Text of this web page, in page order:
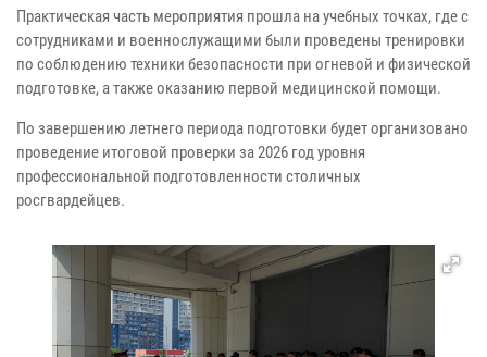
Практическая часть мероприятия прошла на учебных точках, где с
сотрудниками и военнослужащими были проведены тренировки
по соблюдению техники безопасности при огневой и физической
подготовке, а также оказанию первой медицинской помощи.
По завершению летнего периода подготовки будет организовано
проведение итоговой проверки за 2026 год уровня
профессиональной подготовленности столичных
росгвардейцев.